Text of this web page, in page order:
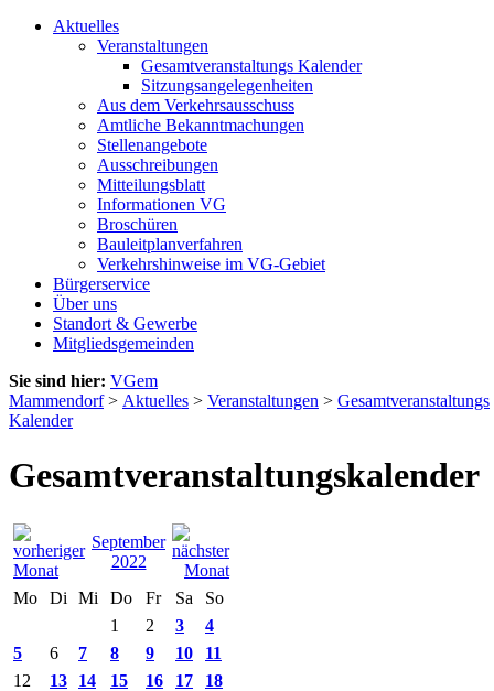
Aktuelles
Veranstaltungen
Gesamtveranstaltungs Kalender
Sitzungsangelegenheiten
Aus dem Verkehrsausschuss
Amtliche Bekanntmachungen
Stellenangebote
Ausschreibungen
Mitteilungsblatt
Informationen VG
Broschüren
Bauleitplanverfahren
Verkehrshinweise im VG-Gebiet
Bürgerservice
Über uns
Standort & Gewerbe
Mitgliedsgemeinden
Sie sind hier: VGem
Mammendorf> Aktuelles > Veranstaltungen > Gesamtveranstaltungs
Kalender
Gesamtveranstaltungskalender
September
2022
Mo
Di Mi Do Fr Sa
So
1
2 3
4
5
6 7 8 9 10
11
12
13 14 15 16 17
18